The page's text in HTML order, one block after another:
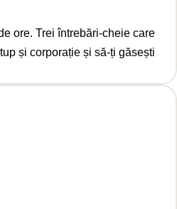
ore. Trei întrebări-cheie care
și corporație și să-ți găsești